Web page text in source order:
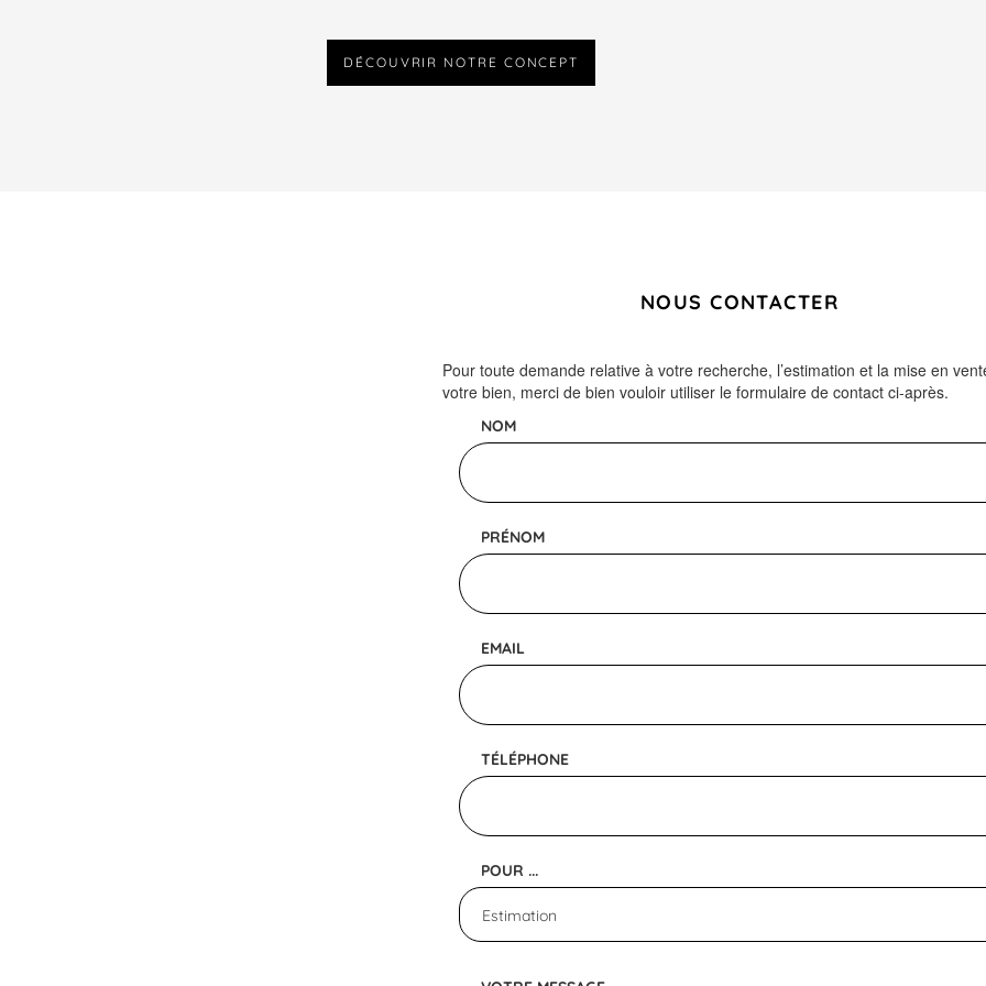
DÉCOUVRIR NOTRE CONCEPT
NOUS CONTACTER
Pour toute demande relative à votre recherche, l’estimation et la mise en
votre bien, merci de bien vouloir utiliser le formulaire de contact ci-après.
NOM
PRÉNOM
EMAIL
TÉLÉPHONE
POUR ...
Estimation